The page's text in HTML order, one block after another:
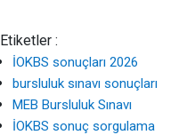
Etiketler :
İOKBS sonuçları 2026
bursluluk sınavı sonuçları
MEB Bursluluk Sınavı
İOKBS sonuç sorgulama